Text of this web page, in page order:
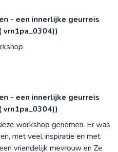
- een innerlijke geurreis
vrn1pa_0304))
- een innerlijke geurreis
vrn1pa_0304))
workshop genomen. Er was
met veel inspiratie en met
vriendelijk mevrouw en Ze